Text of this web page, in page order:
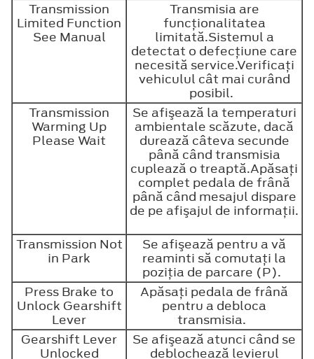
Transmission
Limited Function
See Manual
Transmisia are
funcţionalitatea
limitată.Sistemul a
detectat o defecţiune care
necesită service.Verificaţi
vehiculul cât mai curând
posibil.
Transmission
Warming Up
Please Wait
Se afişează la temperaturi
ambientale scăzute, dacă
durează câteva secunde
până când transmisia
cuplează o treaptă.Apăsaţi
complet pedala de frână
până când mesajul dispare
de pe afişajul de informaţii.
Transmission Not
in Park
Se afişează pentru a vă
reaminti să comutaţi la
poziţia de parcare (P).
Press Brake to
Unlock Gearshift
Lever
Apăsaţi pedala de frână
pentru a debloca
transmisia.
Gearshift Lever
Unlocked
Se afişează atunci când se
deblochează levierul